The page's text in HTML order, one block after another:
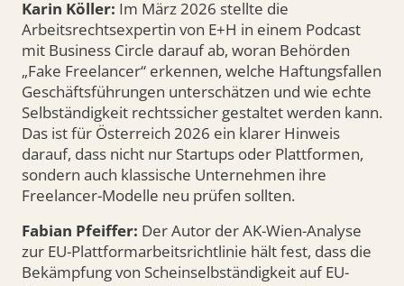
Karin Köller: Im März 2026 stellte die
Arbeitsrechtsexpertin von E+H in einem Podcast
mit Business Circle darauf ab, woran Behörden
„Fake Freelancer“ erkennen, welche Haftungsfallen
Geschäftsführungen unterschätzen und wie echte
Selbständigkeit rechtssicher gestaltet werden kann.
Das ist für Österreich 2026 ein klarer Hinweis
darauf, dass nicht nur Startups oder Plattformen,
sondern auch klassische Unternehmen ihre
Freelancer-Modelle neu prüfen sollten.
Fabian Pfeiffer: Der Autor der AK-Wien-Analyse
zur EU-Plattformarbeitsrichtlinie hält fest, dass die
Bekämpfung von Scheinselbständigkeit auf EU-